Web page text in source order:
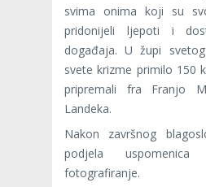
svima onima koji su
pridonijeli ljepoti i
događaja. U župi
svete krizme primilo 150
pripremali fra Franjo
Landeka.
Nakon završnog
podjela
fotografiranje.